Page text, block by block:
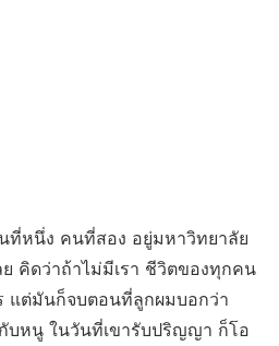
ที่หนึ่ง คนที่สอง อยู่มหาวิทยาลัย
ย คิดว่าถ้าไม่มีเรา ชีวิตของทุกคน
แต่มันก็จบตอนที่ลูกผมบอกว่า
บหนู ในวันที่เขารับปริญญา ก็โอ